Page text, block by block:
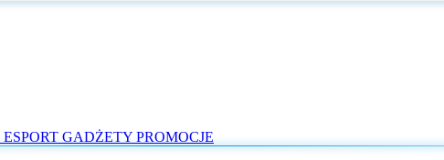
ESPORT GADŻETY PROMOCJE